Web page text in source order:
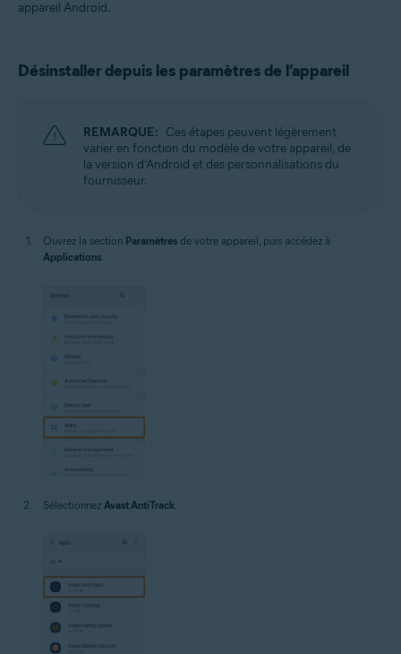
appareil Android.
Désinstaller depuis les paramètres de l’appareil
REMARQUE: Ces étapes peuvent légèrement
varier en fonction du modèle de votre appareil, de
la version d’Android et des personnalisations du
fournisseur.
Ouvrez la section Paramètres de votre appareil, puis accédez à
Applications
Sélectionnez Avast AntiTrack